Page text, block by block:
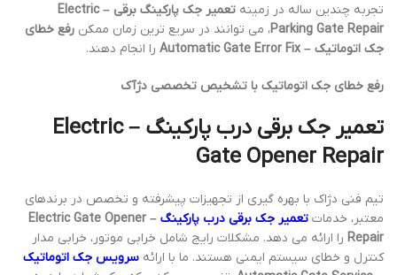
تجربه چندین ساله در زمینه
تعمیر جک پارکینگ برقی – Electric
Parking Gate Repair، می توانند در سریع ترین زمان ممکن رفع خطای
جک اتوماتیک – Automatic Gate Error Fix
را انجام دهند.
رفع خطای جک اتوماتیک با تشخیص تخصصی دژآک
تعمیر جک برقی درب پارکینگ – Electric
Gate Opener Repair
تیم فنی دژاک با بهره گیری از تجهیزات پیشرفته و تخصص در برندهای
معتبر، خدمات تعمیر جک برقی درب پارکینگ
– Electric Gate Opener
Repair را ارائه می دهد. مشکلات رایج شامل خرابی موتور، خرابی مدار
کنترل و خطای سیستم ایمنی هستند. ما با ارائه سرویس جک اتوماتیک